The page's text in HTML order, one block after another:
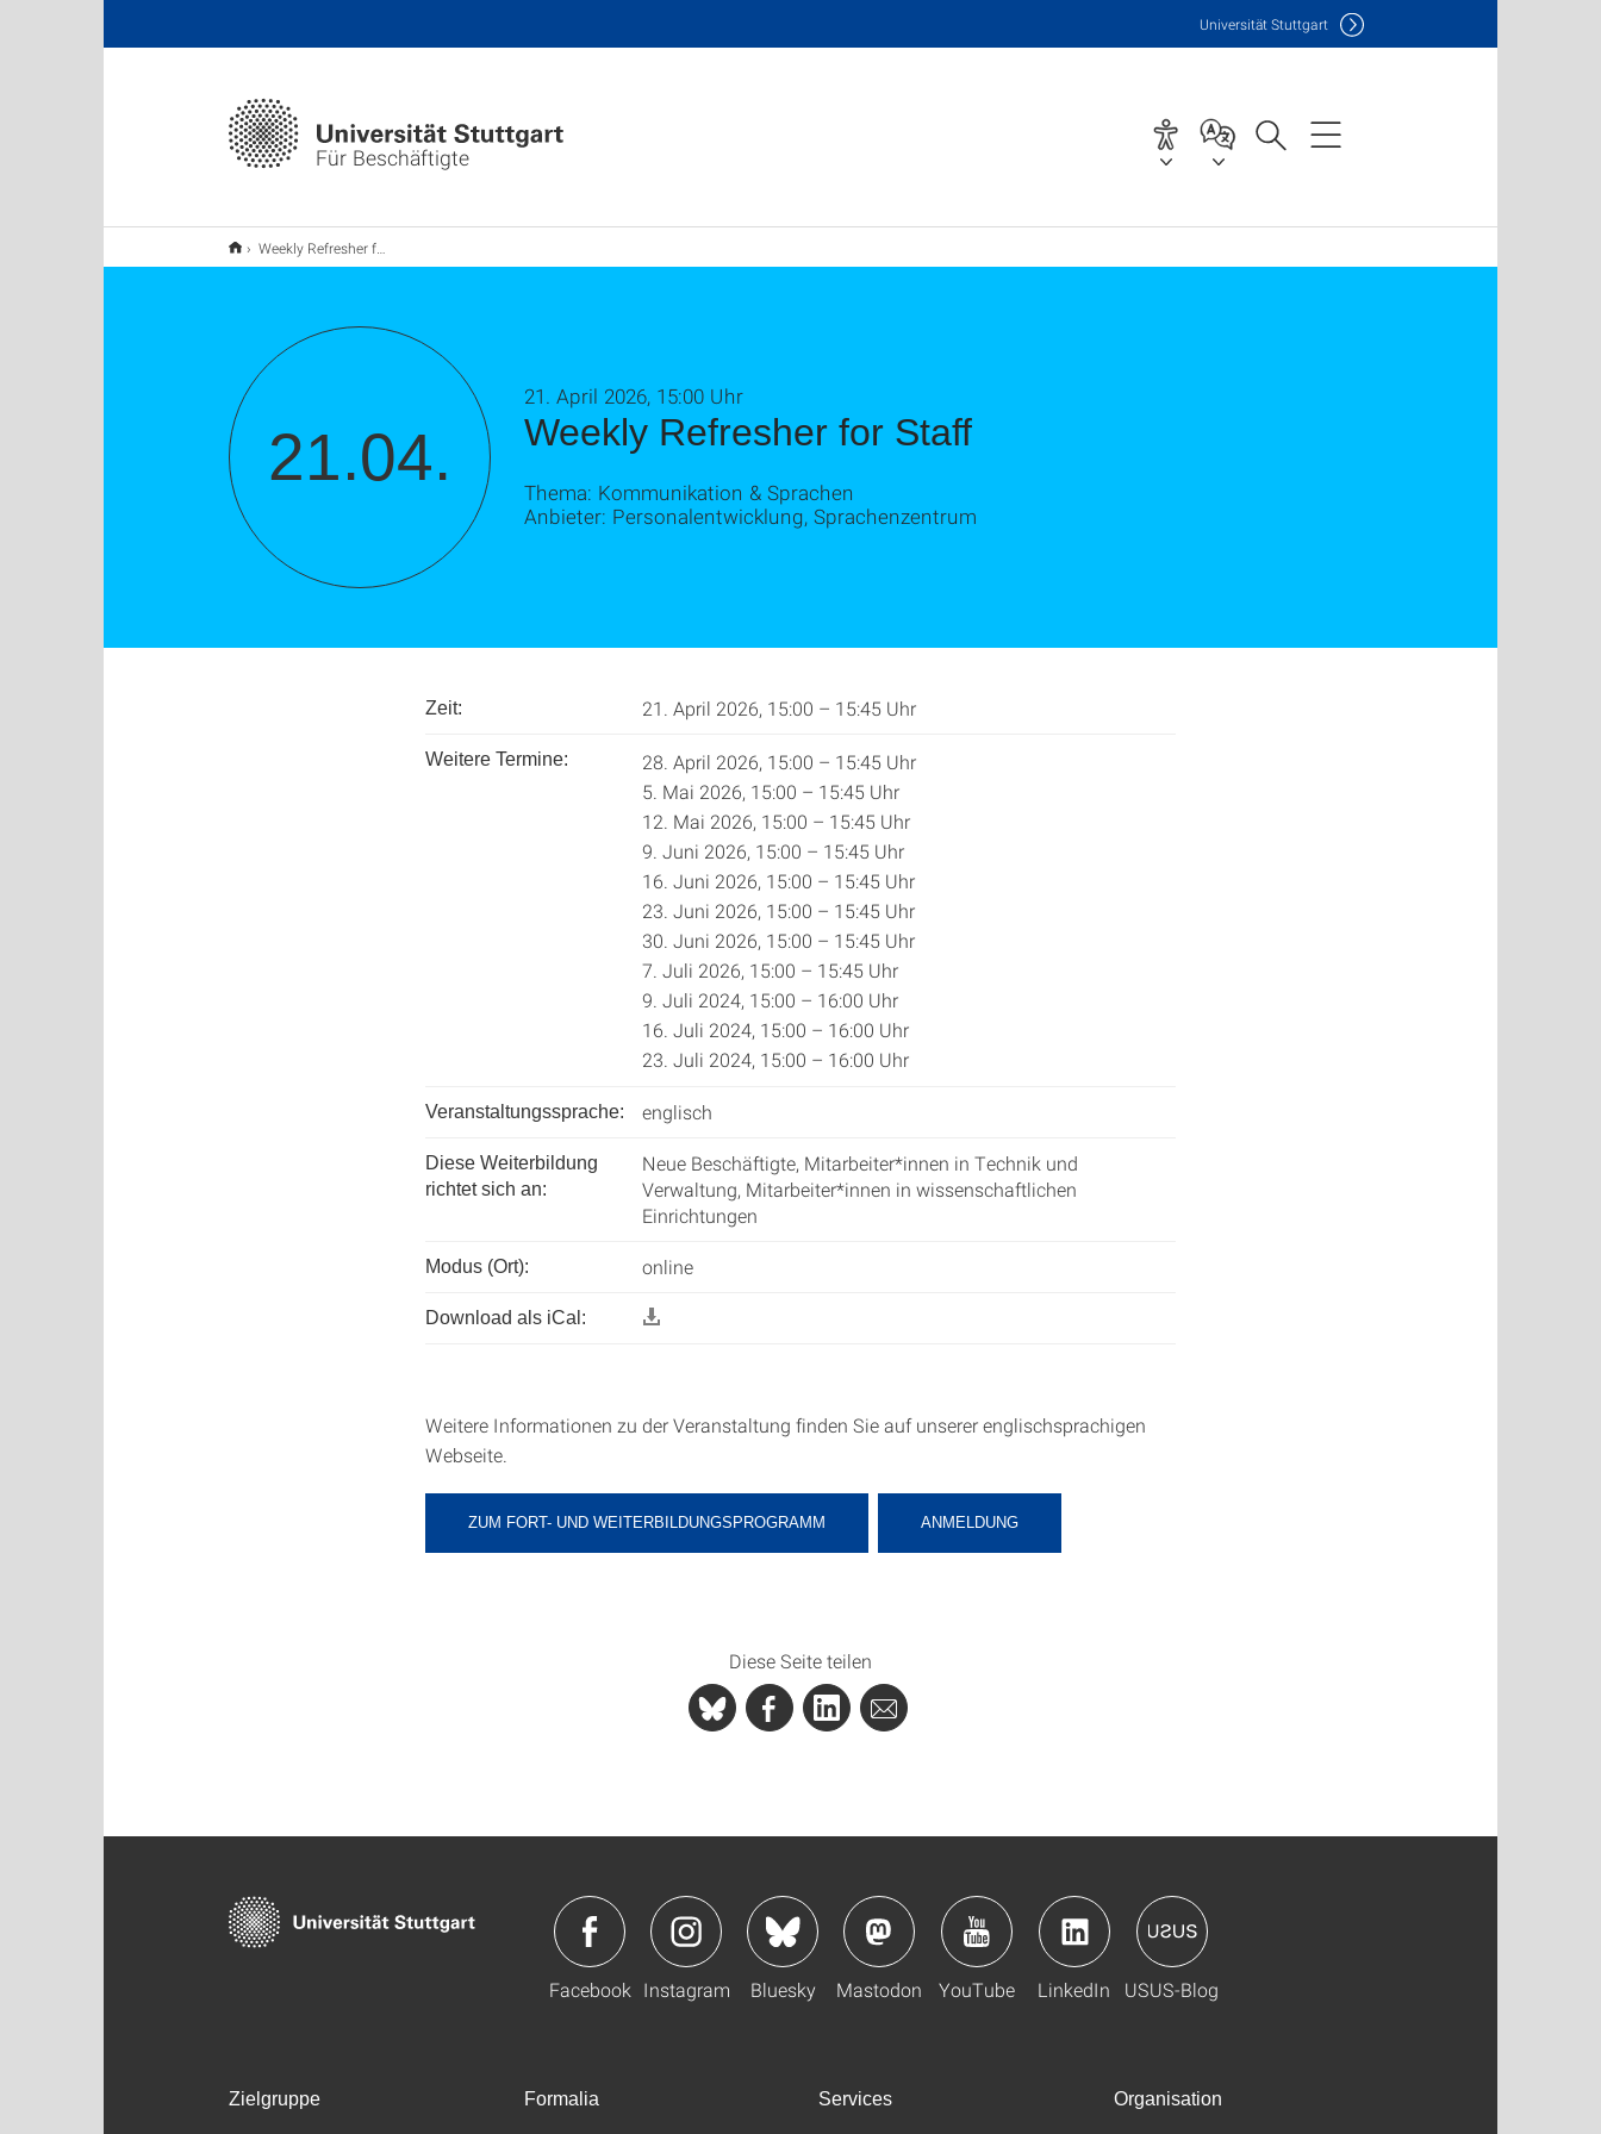
Für Beschäftigte
Universität Stuttgart
Weekly Refresher for Staff
21.04. Weekly Refresher for Staff
21. April 2026, 15:00 Uhr
Thema: Kommunikation & Sprachen
Anbieter: Personalentwicklung, Sprachenzentrum
Zeit: 21. April 2026, 15:00 – 15:45 Uhr
Weitere Termine:
28. April 2026, 15:00 – 15:45 Uhr
5. Mai 2026, 15:00 – 15:45 Uhr
12. Mai 2026, 15:00 – 15:45 Uhr
9. Juni 2026, 15:00 – 15:45 Uhr
16. Juni 2026, 15:00 – 15:45 Uhr
23. Juni 2026, 15:00 – 15:45 Uhr
30. Juni 2026, 15:00 – 15:45 Uhr
7. Juli 2026, 15:00 – 15:45 Uhr
9. Juli 2024, 15:00 – 16:00 Uhr
16. Juli 2024, 15:00 – 16:00 Uhr
23. Juli 2024, 15:00 – 16:00 Uhr
Veranstaltungssprache: englisch
Diese Weiterbildung
richtet sich an:
Neue Beschäftigte, Mitarbeiter*innen in Technik und
Verwaltung, Mitarbeiter*innen in wissenschaftlichen
Einrichtungen
Modus (Ort): online
Download als iCal:
Weitere Informationen zu der Veranstaltung finden Sie auf unserer englischsprachigen
Webseite.
ZUM FORT- UND WEITERBILDUNGSPROGRAMM ANMELDUNG
Diese Seite teilen
Facebook Instagram Bluesky Mastodon YouTube LinkedIn USUS-Blog
Zielgruppe Formalia Services Organisation